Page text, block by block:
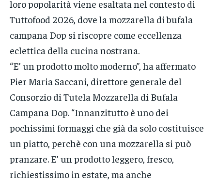
loro popolarità viene esaltata nel contesto di
Tuttofood 2026, dove la mozzarella di bufala
campana Dop si riscopre come eccellenza
eclettica della cucina nostrana.
“E’ un prodotto molto moderno”, ha affermato
Pier Maria Saccani, direttore generale del
Consorzio di Tutela Mozzarella di Bufala
Campana Dop. “Innanzitutto è uno dei
pochissimi formaggi che già da solo costituisce
un piatto, perchè con una mozzarella si può
pranzare. E’ un prodotto leggero, fresco,
richiestissimo in estate, ma anche